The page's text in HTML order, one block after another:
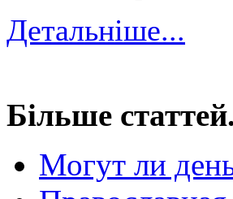
Детальніше...
Більше
Могут ли